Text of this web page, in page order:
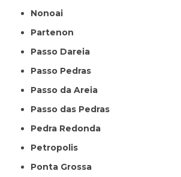
Nonoai
Partenon
Passo Dareia
Passo Pedras
Passo da Areia
Passo das Pedras
Pedra Redonda
Petropolis
Ponta Grossa